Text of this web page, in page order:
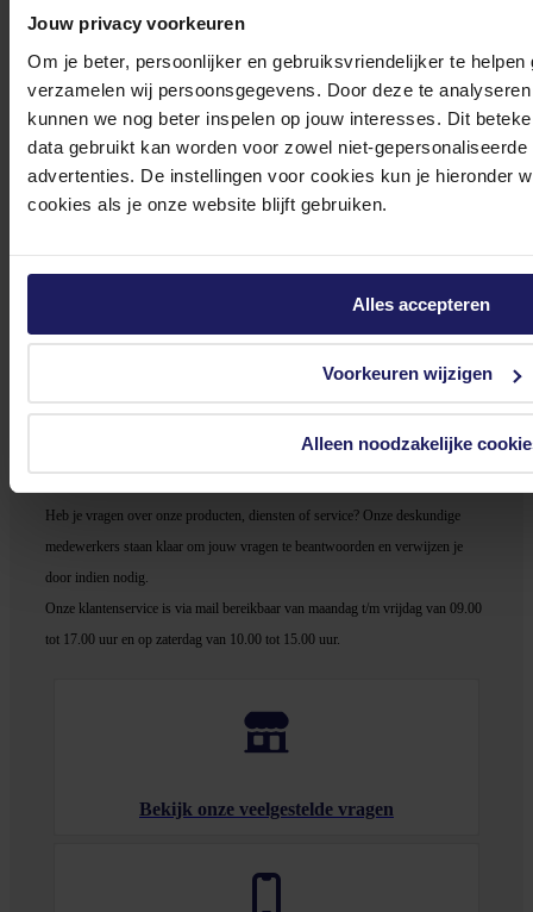
Jouw privacy voorkeuren
Om je beter, persoonlijker en gebruiksvriendelijker te
verzamelen wij persoonsgegevens. Door deze te
kunnen we nog beter inspelen op jouw interesses. Dit
data gebruikt kan worden voor zowel niet-
advertenties. De instellingen voor cookies kun je hieronder
cookies als je onze website blijft gebruiken.
Alles accepteren
Voorkeuren wijzigen
Alleen noodzakelijke
kartonnen doos
Hoeveelheid per
(buitenste)
hoofdverpakking
4 stuk(s)
geharmoniseerd
systeem (HS)
7326909890
Producten per
pallet (EU)
96 stuk(s)
Neomounts WL40S-840BL14 - Bevestigingskit (muurmontage)
volledig beweegbaar - voor TV - zwart - schermgrootte: 32"-65"
Incl. 21% BTW
Stel jouw vragen aan onze klantenservice!
Heb je vragen over onze producten, diensten of service? Onze deskundige
medewerkers staan klaar om jouw vragen te beantwoorden en verwijzen je
door indien nodig.
Onze klantenservice is via mail bereikbaar van maandag t/m vrijdag van 09.00
tot 17.00 uur en op zaterdag van 10.00 tot 15.00 uur.
Bekijk onze veelgestelde vragen